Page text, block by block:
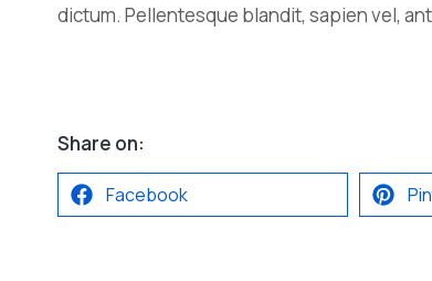
dictum. Pellentesque blandit, sapien vel,
Share on:
Facebook